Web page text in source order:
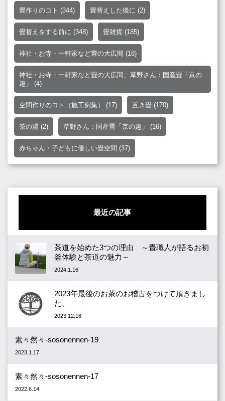
畳作りのコト (344) 畳替えした後に (2)
畳替えをする前に (348) 畳雑貨 (185)
神社・お寺・一軒家など畳の大広間 (18)
神社・お寺・一軒家など畳の大広間、草野さん：国産畳「京の
趣」
(4)
空間作りのコト（施工例集） (17) 置き畳 (170)
茶の湯 (2) 草野さん：国産畳「京の趣」 (16)
赤ちゃん・子どもに優しい畳空間 (37)
最近の記事
茶道を始めた3つの理由 ～畳職人が語るお初
釜体験と茶道の魅力～
2024.1.16
2023年最後のお茶のお稽古をつけて頂きまし
た。
2023.12.18
素々然々-sosonennen-19
2023.1.17
素々然々-sosonennen-17
2022.6.14